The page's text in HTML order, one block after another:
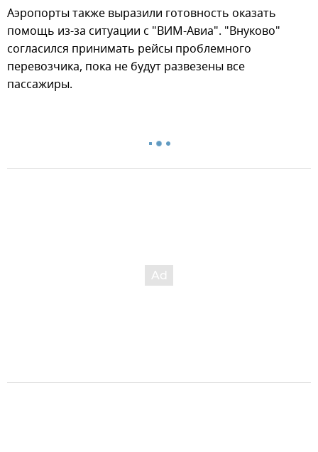
Аэропорты также выразили готовность оказать
помощь из-за ситуации с "ВИМ-Авиа". "Внуково"
согласился принимать рейсы проблемного
перевозчика, пока не будут развезены все
пассажиры.